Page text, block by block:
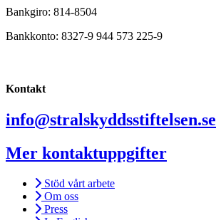
Bankgiro: 814-8504
Bankkonto: 8327-9 944 573 225-9
Kontakt
info@stralskyddsstiftelsen.se
Mer kontaktuppgifter
Stöd vårt arbete
Om oss
Press